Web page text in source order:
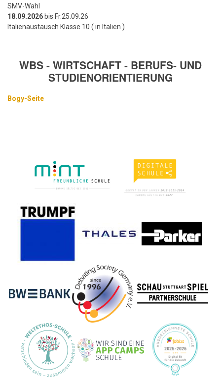
SMV-Wahl
18.09.2026 bis Fr.25.09.26
Italienaustausch Klasse 10 ( in Italien )
WBS - WIRTSCHAFT - BERUFS- UND
STUDIENORIENTIERUNG
Bogy-Seite